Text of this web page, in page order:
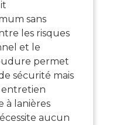
sans
les risques
et le
permet
sécurité mais
entretien
à lanières
aucun